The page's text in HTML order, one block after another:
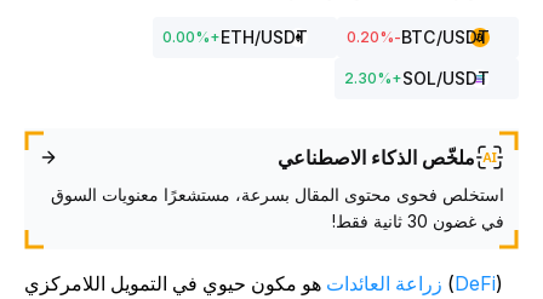
BTC/USDT
-0.20
%
ETH/USDT
+
0.00%
SOL/USDT
+
2.30%
ملخّص الذكاء الاصطناعي
استخلص فحوى محتوى المقال بسرعة، مستشعرًا معنويات السوق
في غضون 30 ثانية فقط!
زراعة العائداتهو مكون حيوي في التمويل اللامركزي (DeFi